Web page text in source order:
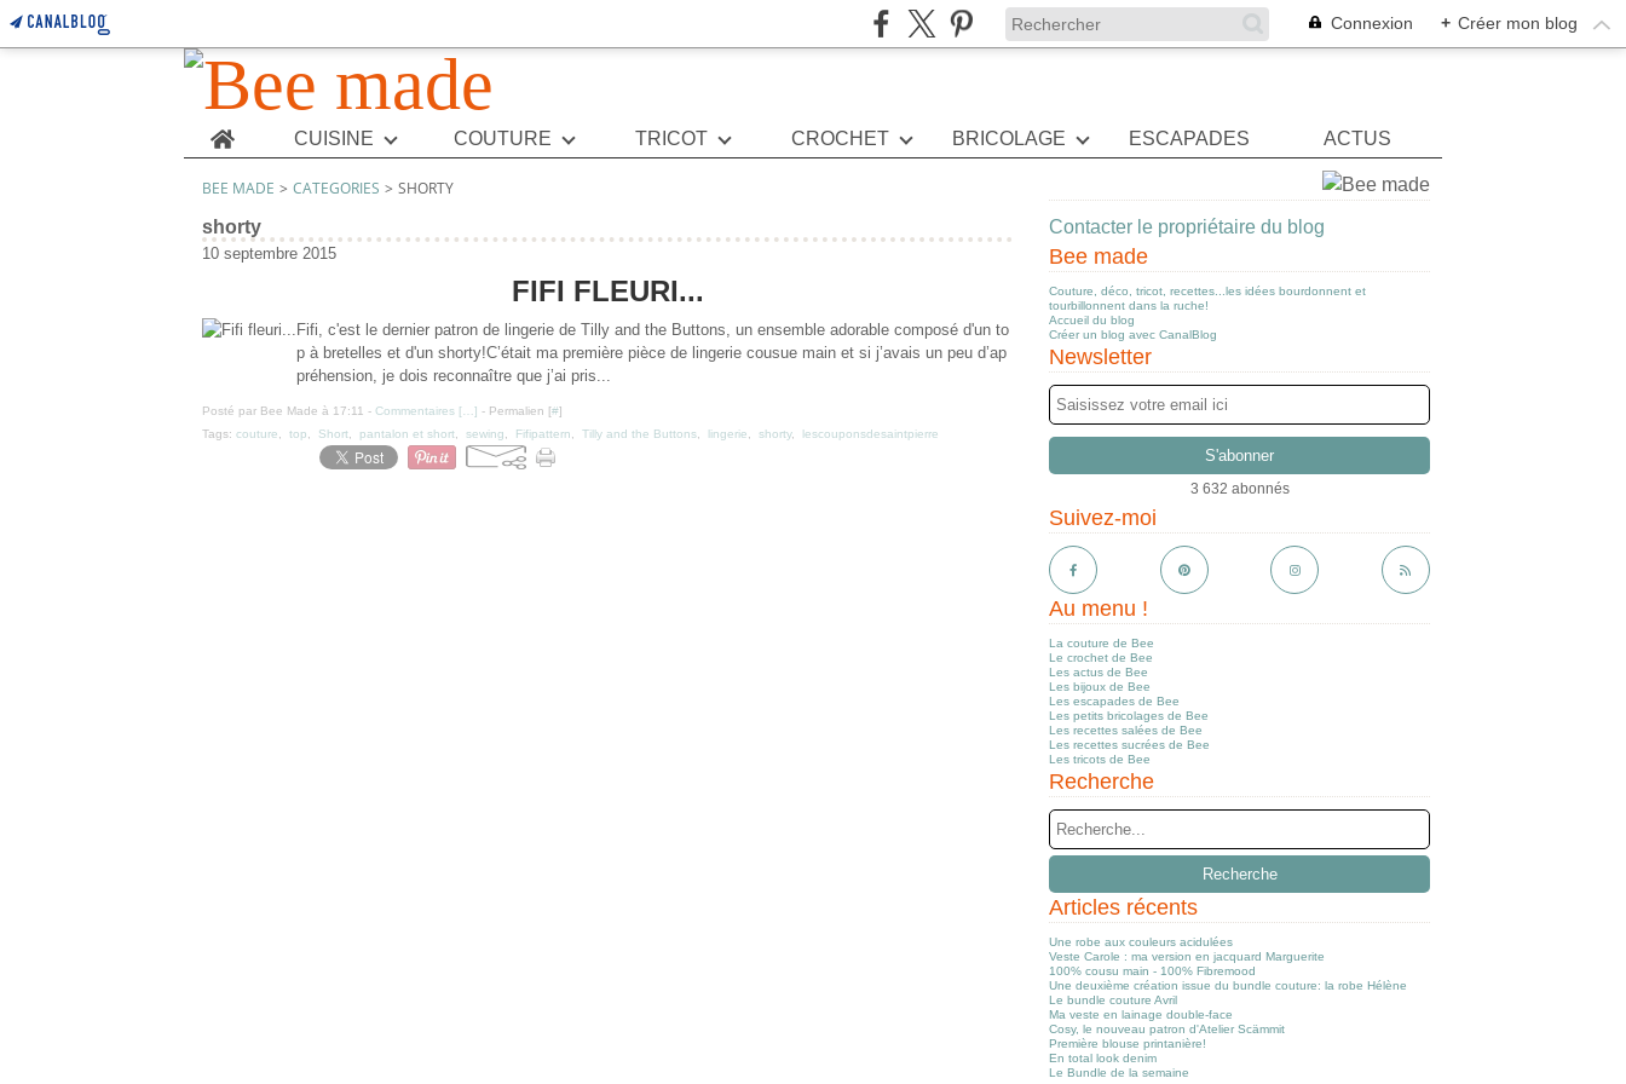
Connexion + Créer mon blog
Home CUISINE COUTURE TRICOT CROCHET BRICOLAGE ESCAPADES ACTUS
BEE MADE > CATEGORIES > SHORTY
shorty
10 septembre 2015
FIFI FLEURI...
Fifi, c'est le dernier patron de lingerie de Tilly and the Buttons, un ensemble adorable composé d'un to
p à bretelles et d'un shorty!C’était ma première pièce de lingerie cousue main et si j’avais un peu d’ap
préhension, je dois reconnaître que j’ai pris...
Posté par Bee Made à 17:11 - Commentaires [ ] - Permalien [#]
Tags: couture top Short pantalon et short sewing Fifipattern Tilly and the Buttons lingerie shorty, lescouponsdesaintpierre
Contacter le propriétaire du blog
Bee made
Couture, déco, tricot, recettes...les idées bourdonnent et
tourbillonnent dans la ruche!
Accueil du blog
Créer un blog avec CanalBlog
Newsletter
3 632 abonnés
Suivez-moi
Au menu !
La couture de Bee
Le crochet de Bee
Les actus de Bee
Les bijoux de Bee
Les escapades de Bee
Les petits bricolages de Bee
Les recettes salées de Bee
Les recettes sucrées de Bee
Les tricots de Bee
Recherche
Articles récents
Une robe aux couleurs acidulées
Veste Carole : ma version en jacquard Marguerite
100% cousu main - 100% Fibremood
Une deuxième création issue du bundle couture: la robe Hélène
Le bundle couture Avril
Ma veste en lainage double-face
Cosy, le nouveau patron d'Atelier Scämmit
Première blouse printanière!
En total look denim
Le Bundle de la semaine